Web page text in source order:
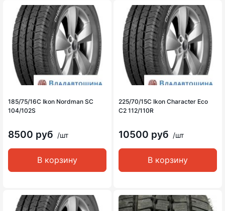
185/75/16C Ikon Nordman SC
104/102S
8500 руб /шт
В корзину
225/70/15C Ikon Character Eco
C2 112/110R
10500 руб /шт
В корзину